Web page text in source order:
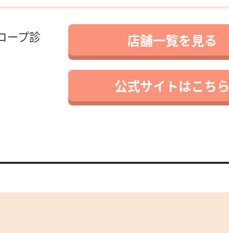
ープ診
店舗一覧を見る
公式サイトはこちら